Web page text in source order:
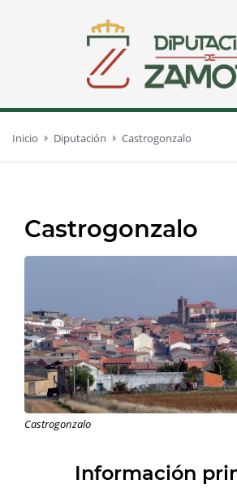
Inicio Diputación Castrogonzalo
Castrogonzalo
Castrogonzalo
Información